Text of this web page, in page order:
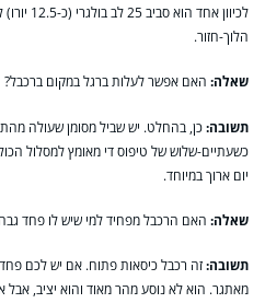
לכיוון
הלוך-חזור.
שאלה: האם אפשר לעלות ברגל במקום ברכבל?
תשובה:כן, בהחלט. יש שביל מסומן שעולה
כשעתיים-שלוש של טיפוס די מאומץ למסלול
יום ארוך במיוחד.
שאלה: האם הרכבל מפחיד למי שיש לו פחד
תשובה:זה רכבל כיסאות פתוח. אם יש לכם
מאתגר. הוא לא נוסע מהר מאוד והוא יציב,